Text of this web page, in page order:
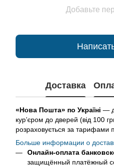
Добавьте
Доставка
«Нова Пошта» по Україні —
кур’єром до дверей (від 100
розраховується за тарифами
Больше информации о
Онлайн-оплата
защищённый платёжный